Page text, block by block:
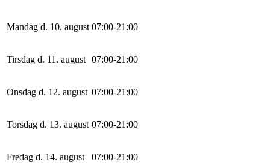
Mandag d. 10. august 07:00-21 :00
Tirsdag d. 11. august 07:00-21 :00
Onsdag d. 12. august 07:00-21 :00
Torsdag d. 13. august 07:00-21 :00
Fredag d. 14. august 07:00-21 :00